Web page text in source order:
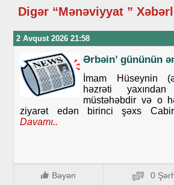
Digər “Mənəviyyat ”
2 Avqust 2026 21:58
Ərbəin’ gününün
İmam Hüseynin
həzrəti
müstəhəbdir və o
ziyarət edən birinci şəxs
Davamı..
Bəyən 0